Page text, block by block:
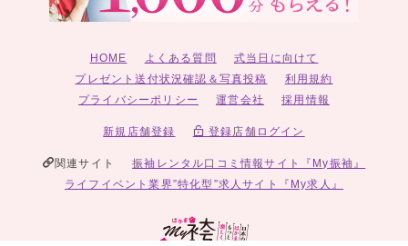
HOME よくある質問
式当日に向けて
プレゼント送付状況確認＆写真投稿
利用規約
プライバシーポリシー
運営会社 採用情報
新規店舗登録 登録店舗ログイン
関連サイト
振袖レンタル口コミ情報サイト『My振袖』
ライフイベント業界”特化型”求人サイト『My求人』